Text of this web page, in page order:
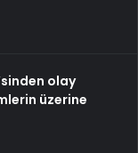
olay
üzerine